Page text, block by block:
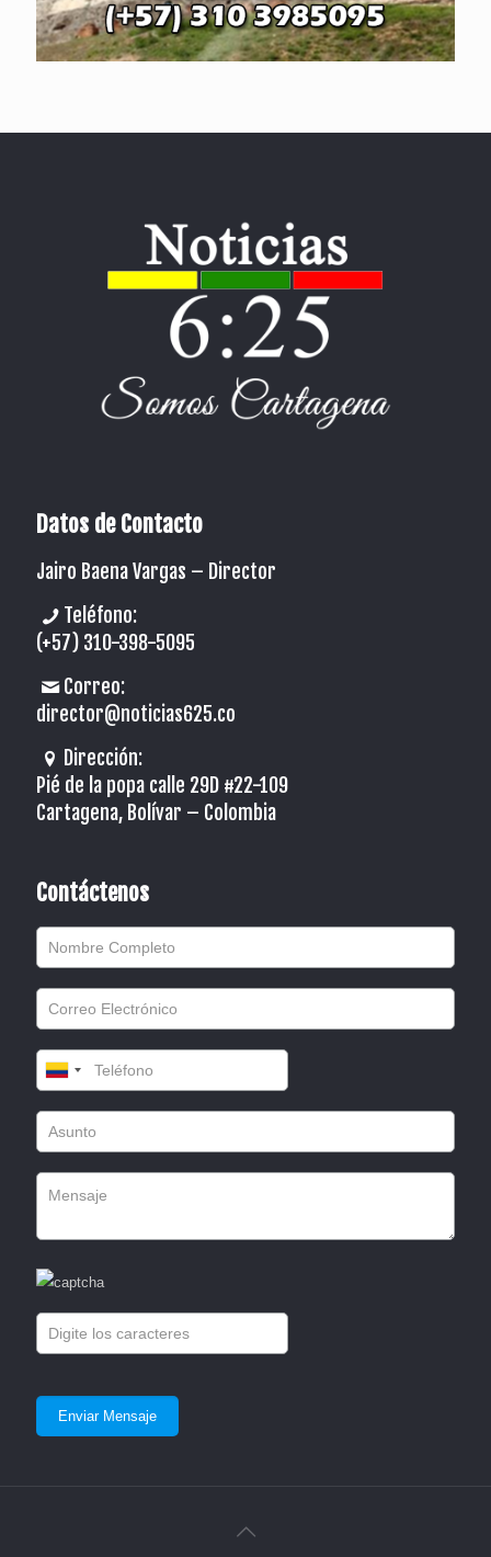
Datos de Contacto
Jairo Baena Vargas – Director
Teléfono:
(+57) 310-398-5095
Correo:
director@noticias625.co
Dirección:
Pié de la popa calle 29D #22-109
Cartagena, Bolívar – Colombia
Contáctenos